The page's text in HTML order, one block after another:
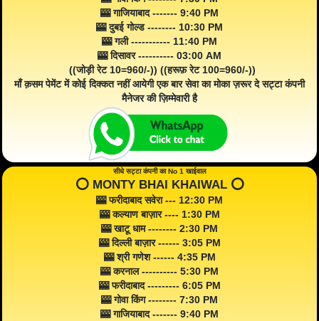
🎰 गाजियाबाद ------- 9:40 PM
🎰 दुबई गोल्ड -------- 10:30 PM
🎰 गली ----------- 11:40 PM
🎰 दिसावर ---------- 03:00 AM
((जोड़ी रेट 10=960/-)) ((हरूफ़ रेट 100=960/-))
माँ क़सम पेमेंट में कोई दिक्कत नहीं आयेगी एक बार सेवा का मोका ज़रूर दे सट्टा कंपनी
मैनेजर की ज़िम्मेवारी है
सीधे सट्टा कंपनी का No 1 खाईवाल
⭕️ MONTY BHAI KHAIWAL ⭕️
🎰 फरीदाबाद सवेरा --- 12:30 PM
🎰 कल्याण बाज़ार ---- 1:30 PM
🎰 खाटू धाम -------- 2:30 PM
🎰 दिल्ली बाज़ार ------ 3:05 PM
🎰 श्री गणेश ------ 4:35 PM
🎰 करनाल ---------- 5:30 PM
🎰 फरीदाबाद --------- 6:05 PM
🎰 गोवा किंग -------- 7:30 PM
🎰 गाजियाबाद ------- 9:40 PM